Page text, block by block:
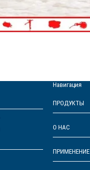
Навигация
ПРОДУКТЫ
О НАС
ПРИМЕНЕНИЕ